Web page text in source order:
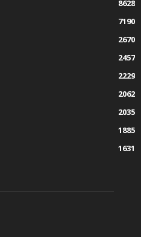
8628
7190
2670
2457
2229
2062
2035
1885
1631